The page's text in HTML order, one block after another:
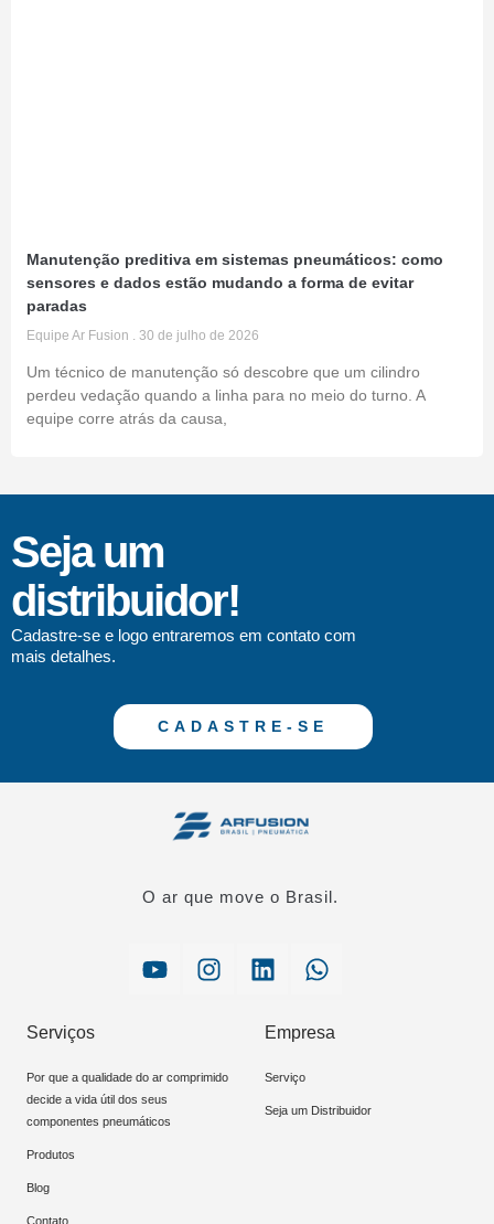
Manutenção preditiva em sistemas pneumáticos: como
sensores e dados estão mudando a forma de evitar
paradas
Equipe Ar Fusion 30 de julho de 2026
Um técnico de manutenção só descobre que um cilindro
perdeu vedação quando a linha para no meio do turno. A
equipe corre atrás da causa,
Seja um
distribuidor!
Cadastre-se e logo entraremos em contato com
mais detalhes.
CADASTRE-SE
O ar que move o Brasil.
Serviços
Por que a qualidade do ar comprimido
decide a vida útil dos seus
componentes pneumáticos
Produtos
Blog
Contato
Empresa
Serviço
Seja um Distribuidor